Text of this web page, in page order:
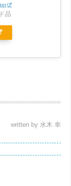
品
written by 水木 幸